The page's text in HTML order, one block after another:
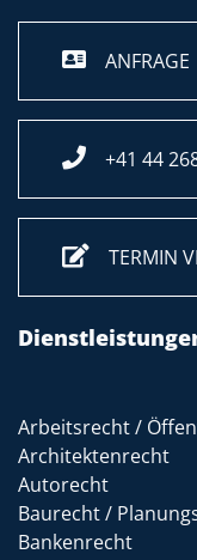
ANFRAGE
+41 44
TERMIN
Arbeitsrecht /
Architektenrecht
Autorecht
Baurecht /
Bankenrecht